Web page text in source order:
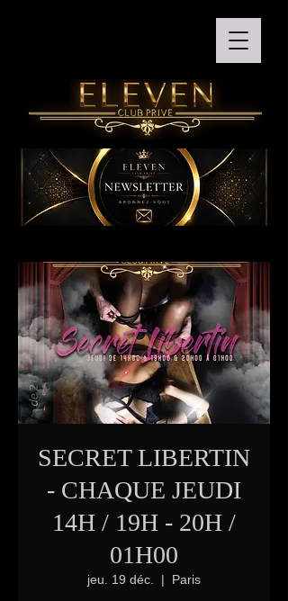
SECRET LIBERTIN
- CHAQUE JEUDI
14H / 19H - 20H /
01H00
jeu. 19 déc.
  |
Paris